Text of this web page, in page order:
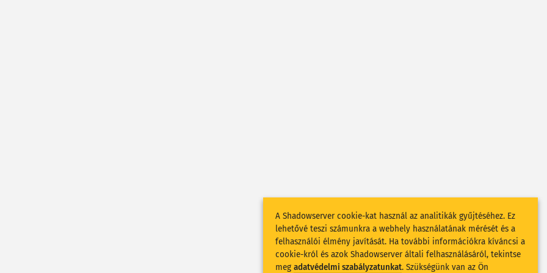
A Shadowserver cookie-kat használ az analitikák gyűjtéséhez. Ez
lehetővé teszi számunkra a webhely használatának mérését és a
felhasználói élmény javítását. Ha további információkra kíváncsi a
cookie-król és azok Shadowserver általi felhasználásáról, tekintse
meg adatvédelmi szabályzatunkat. Szükségünk van az Ön